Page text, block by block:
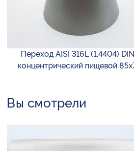
Переход AISI 316L (1.4404)
концентрический пищевой
Вы смотрели